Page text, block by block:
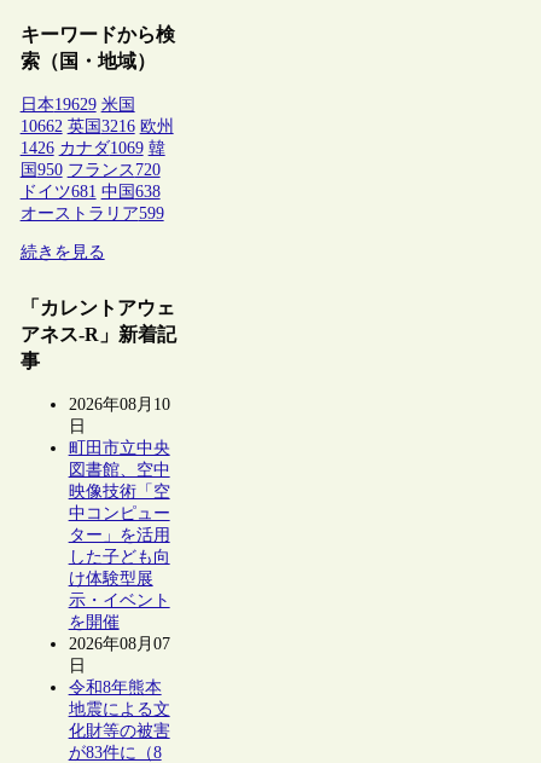
キーワードから検
索（国・地域）
日本19629 米国
10662 英国 3216 欧州
1426 カナダ1069 韓
国 950 フランス 720
ドイツ681 中国 638
オーストラリア599
続きを見る
「カレントアウェ
アネス-R」新着記
事
2026年08月10
日
町田市立中央
図書館、空中
映像技術「空
中コンピュー
ター」を活用
した子ども向
け体験型展
示・イベント
を開催
2026年08月07
日
令和8年熊本
地震による文
化財等の被害
が83件に（8